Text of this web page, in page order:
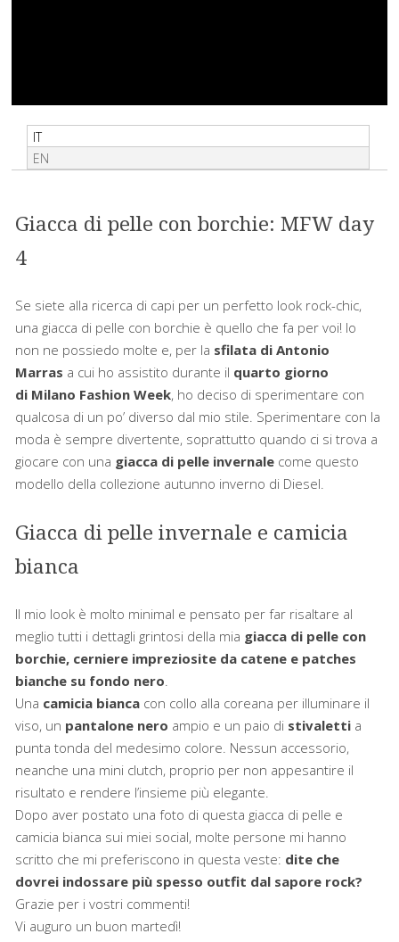
IT
EN
Giacca di pelle con borchie: MFW day
4
Se siete alla ricerca di capi per un perfetto look rock-chic,
una giacca di pelle con borchie è quello che fa per voi! Io
non ne possiedo molte e, per la sfilata di Antonio
Marras a cui ho assistito durante il quarto giorno
di Milano Fashion Week, ho deciso di sperimentare con
qualcosa di un po’ diverso dal mio stile. Sperimentare con la
moda è sempre divertente, soprattutto quando ci si trova a
giocare con una giacca di pelle invernale come questo
modello della collezione autunno inverno di Diesel.
Giacca di pelle invernale e camicia
bianca
Il mio look è molto minimal e pensato per far risaltare al
meglio tutti i dettagli grintosi della mia giacca di pelle con
borchie, cerniere impreziosite da catene e patches
bianche su fondo nero.
Una camicia bianca con collo alla coreana per illuminare il
viso, un pantalone nero ampio e un paio di stivaletti a
punta tonda del medesimo colore. Nessun accessorio,
neanche una mini clutch, proprio per non appesantire il
risultato e rendere l’insieme più elegante.
Dopo aver postato una foto di questa giacca di pelle e
camicia bianca sui miei social, molte persone mi hanno
scritto che mi preferiscono in questa veste: dite che
dovrei indossare più spesso outfit dal sapore rock?
Grazie per i vostri commenti!
Vi auguro un buon martedì!